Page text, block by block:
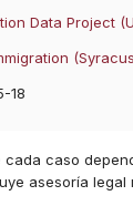
Data Project
18
cada caso
asesoría